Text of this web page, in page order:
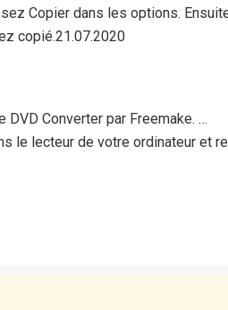
Copier dans les options.
copié.21.07.2020
DVD Converter par Freemake. …
le lecteur de votre ordinateur et